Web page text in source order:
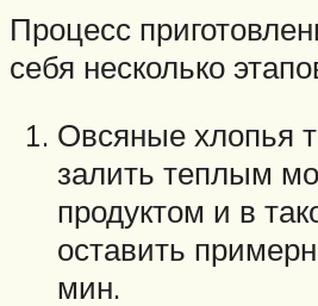
Процесс
себя несколько
Овсяные хлопья
залить теплым
продуктом и в
оставить
мин.